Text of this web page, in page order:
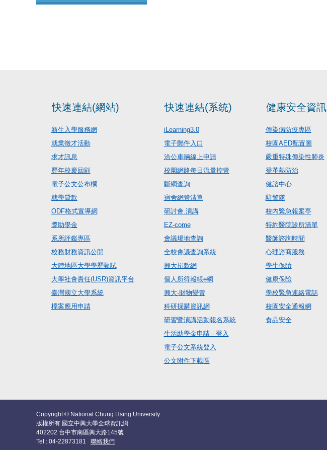
快速連結(網站)
新生入學服務網
就業徵才活動
求才訊息
歷年校慶回顧
電子公文公布欄
就學貸款
ODF格式宣導網
獎助學金
系所評鑑專區
校務財務資訊公開
大陸地區大學學歷甄試
大學社會責任(USR)資訊平台
臺灣國立大學系統
檔案應用申請
快速連結(系統)
iLearning3.0
電子郵件入口
洽公車輛線上申請
校園網路每日流量控管
斷網查詢
宿舍網管清單
研討會.演講
EZ-come
會議場地查詢
全校會議查詢系統
興大捐款網
個人所得報帳e網
興大-財物變賣
科研採購資訊網
研習暨演講活動報名系統
生活助學金申請 - 登入
電子公文系統登入
公文附件下載區
健康安全資訊
傳染病防疫專區
校園AED配置圖
嚴重特殊傳染性肺炎
登革熱防治
健諮中心
駐警隊
校內緊急報案亭
特約醫院診所清單
醫師諮詢時間
心理諮商服務
學生保險
健康保險
學校緊急連絡電話
校園安全通報網
食品安全
Copyright © National Chung Hsing University
版權所有 國立中興大學全球資訊網
402202 台中市南區興大路145號
Tel : 04-22873181 聯絡我們